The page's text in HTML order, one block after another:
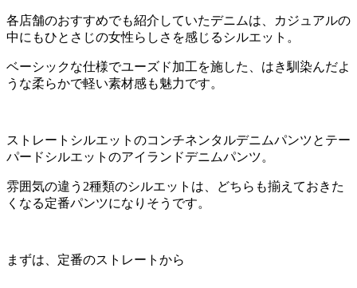
各店舗のおすすめでも紹介していたデニムは、カジュアルの
中にもひとさじの女性らしさを感じるシルエット。
ベーシックな仕様でユーズド加工を施した、はき馴染んだよ
うな柔らかで軽い素材感も魅力です。
ストレートシルエットのコンチネンタルデニムパンツとテー
パードシルエットのアイランドデニムパンツ。
雰囲気の違う2種類のシルエットは、どちらも揃えておきた
くなる定番パンツになりそうです。
まずは、定番のストレートから